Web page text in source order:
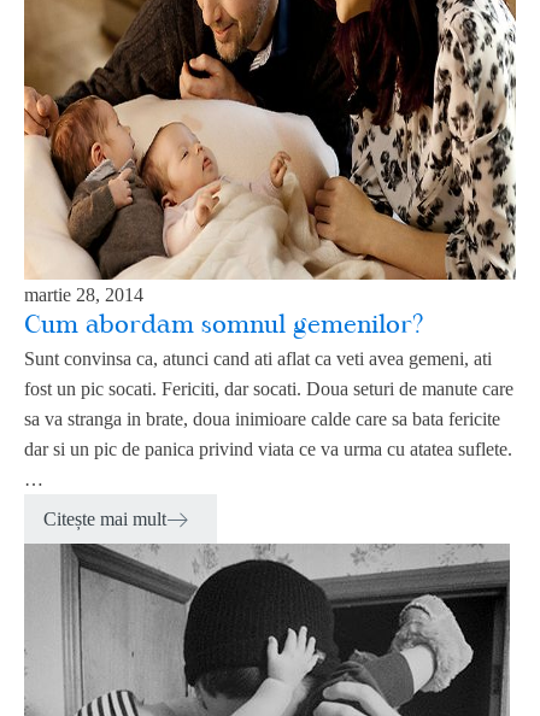
martie 28, 2014
Cum abordam somnul gemenilor?
Sunt convinsa ca, atunci cand ati aflat ca veti avea gemeni, ati
fost un pic socati. Fericiti, dar socati. Doua seturi de manute care
sa va stranga in brate, doua inimioare calde care sa bata fericite
dar si un pic de panica privind viata ce va urma cu atatea suflete.
…
Citește mai mult